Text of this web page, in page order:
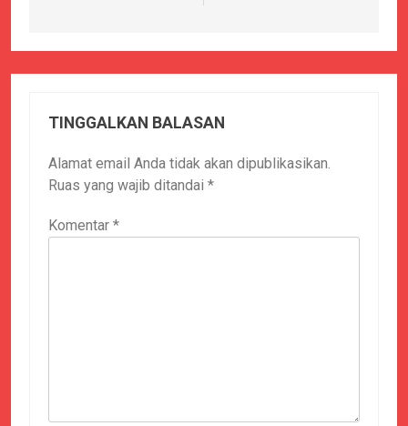
TINGGALKAN BALASAN
Alamat email Anda tidak akan dipublikasikan.
Ruas yang wajib ditandai *
Komentar *